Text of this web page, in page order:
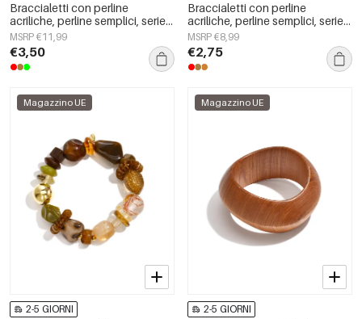
Braccialetti con perline
acriliche, perline semplici, serie
Simple Daily, gioielli da donna
MSRP €11,99
€3,50
Braccialetti con perline
acriliche, perline semplici, serie
Simple Daily, gioielli da donna
MSRP €8,99
€2,75
Magazzino UE
2-5 GIORNI
Magazzino UE
2-5 GIORNI